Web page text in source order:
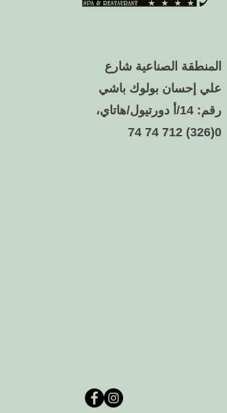
المنطقة الصناعية شارع
علي إحسان بولوك باشي
رقم: 14/أ دورتيول/هاتاي،
0(326) 712 74 74